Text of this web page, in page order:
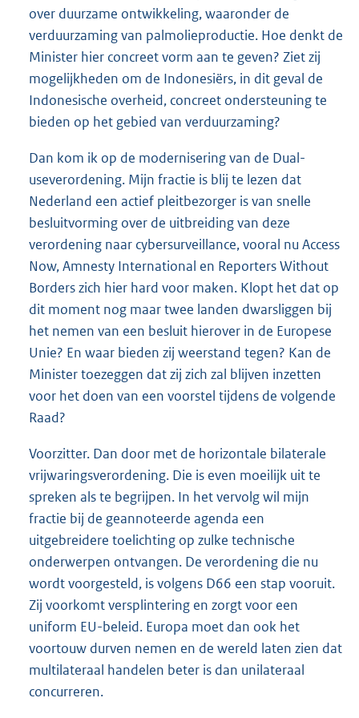
over duurzame ontwikkeling, waaronder de
verduurzaming van palmolieproductie. Hoe denkt de
Minister hier concreet vorm aan te geven? Ziet zij
mogelijkheden om de Indonesiërs, in dit geval de
Indonesische overheid, concreet ondersteuning te
bieden op het gebied van verduurzaming?
Dan kom ik op de modernisering van de Dual-
useverordening. Mijn fractie is blij te lezen dat
Nederland een actief pleitbezorger is van snelle
besluitvorming over de uitbreiding van deze
verordening naar cybersurveillance, vooral nu Access
Now, Amnesty International en Reporters Without
Borders zich hier hard voor maken. Klopt het dat op
dit moment nog maar twee landen dwarsliggen bij
het nemen van een besluit hierover in de Europese
Unie? En waar bieden zij weerstand tegen? Kan de
Minister toezeggen dat zij zich zal blijven inzetten
voor het doen van een voorstel tijdens de volgende
Raad?
Voorzitter. Dan door met de horizontale bilaterale
vrijwaringsverordening. Die is even moeilijk uit te
spreken als te begrijpen. In het vervolg wil mijn
fractie bij de geannoteerde agenda een
uitgebreidere toelichting op zulke technische
onderwerpen ontvangen. De verordening die nu
wordt voorgesteld, is volgens D66 een stap vooruit.
Zij voorkomt versplintering en zorgt voor een
uniform EU-beleid. Europa moet dan ook het
voortouw durven nemen en de wereld laten zien dat
multilateraal handelen beter is dan unilateraal
concurreren.